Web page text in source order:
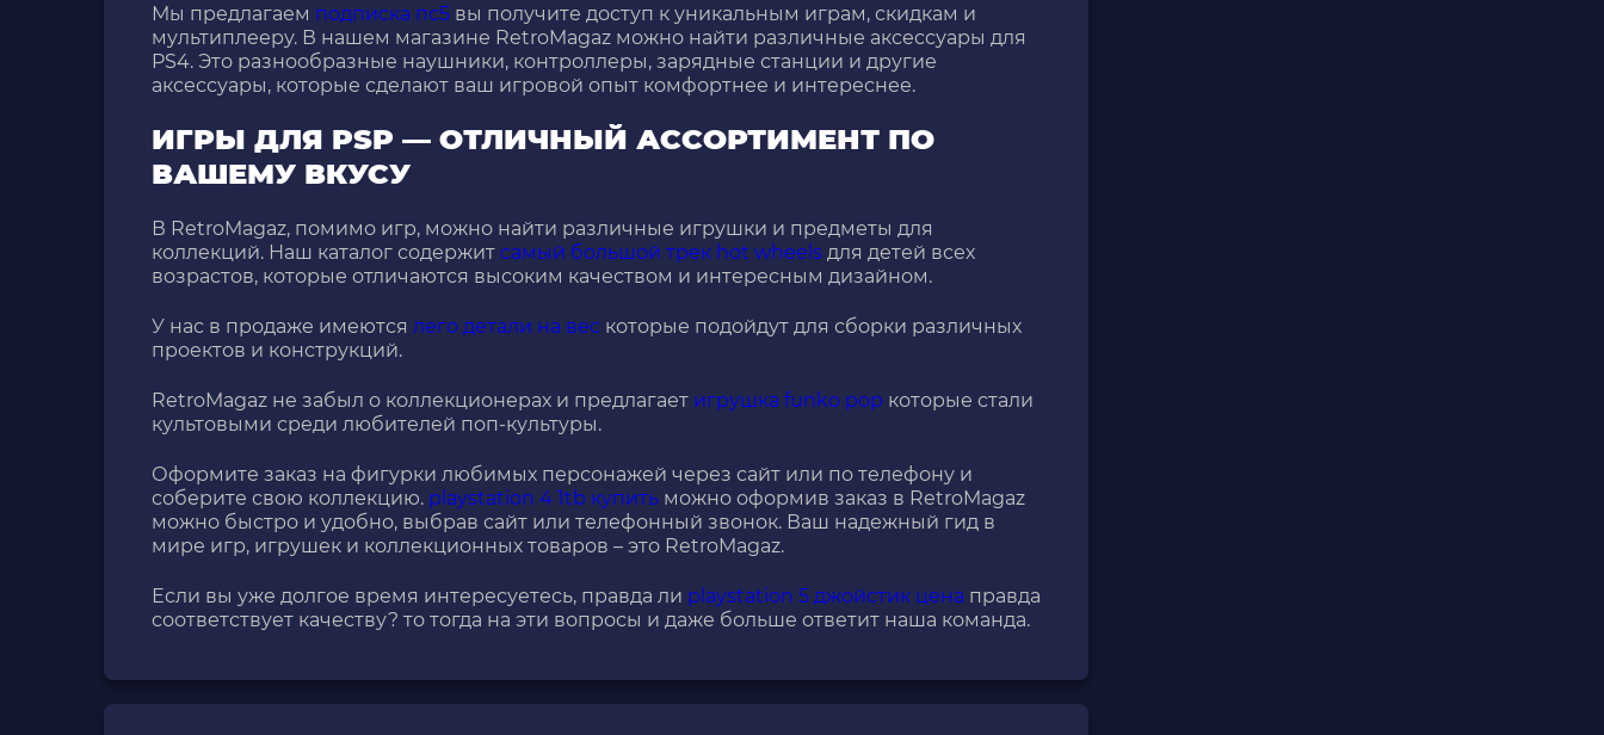
Мы предлагаем подписка пс5 вы получите доступ к уникальным играм, скидкам и
мультиплееру. В нашем магазине RetroMagaz можно найти различные аксессуары для
PS4. Это разнообразные наушники, контроллеры, зарядные станции и другие
аксессуары, которые сделают ваш игровой опыт комфортнее и интереснее.
ИГРЫ ДЛЯ PSP — ОТЛИЧНЫЙ АССОРТИМЕНТ ПО
ВАШЕМУ ВКУСУ
В RetroMagaz, помимо игр, можно найти различные игрушки и предметы для
коллекций. Наш каталог содержит самый большой трек hot wheels для детей всех
возрастов, которые отличаются высоким качеством и интересным дизайном.
У нас в продаже имеются лего детали на вес которые подойдут для сборки различных
проектов и конструкций.
RetroMagaz не забыл о коллекционерах и предлагает игрушка funko pop которые стали
культовыми среди любителей поп-культуры.
Оформите заказ на фигурки любимых персонажей через сайт или по телефону и
соберите свою коллекцию. playstation 4 1tb купить можно оформив заказ в RetroMagaz
можно быстро и удобно, выбрав сайт или телефонный звонок. Ваш надежный гид в
мире игр, игрушек и коллекционных товаров – это RetroMagaz.
Если вы уже долгое время интересуетесь, правда ли playstation 5 джойстик цена правда
соответствует качеству? то тогда на эти вопросы и даже больше ответит наша команда.